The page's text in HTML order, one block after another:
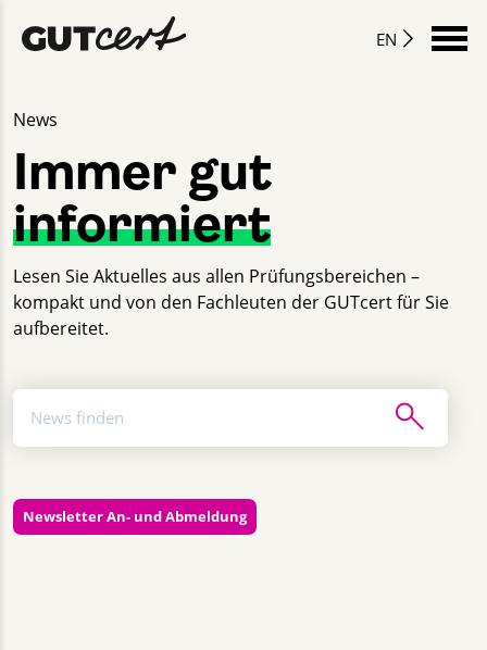
EN
News
Immer gut
informiert
Lesen Sie Aktuelles aus allen Prüfungsbereichen –
kompakt und von den Fachleuten der GUTcert für Sie
aufbereitet.
Newsletter An- und Abmeldung